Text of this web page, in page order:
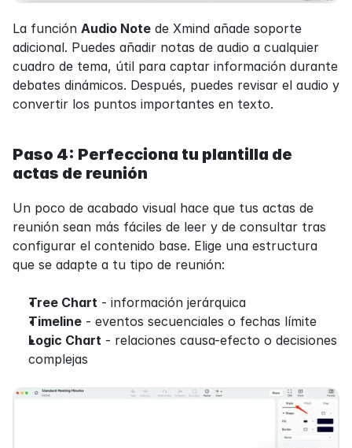
La función Audio Note de Xmind añade soporte
adicional. Puedes añadir notas de audio a cualquier
cuadro de tema, útil para captar información durante
debates dinámicos. Después, puedes revisar el audio y
convertir los puntos importantes en texto.
Paso 4: Perfecciona tu plantilla de
actas de reunión
Un poco de acabado visual hace que tus actas de
reunión sean más fáciles de leer y de consultar tras
configurar el contenido base. Elige una estructura
que se adapte a tu tipo de reunión:
Tree Chart - información jerárquica
Timeline - eventos secuenciales o fechas límite
Logic Chart - relaciones causa-efecto o decisiones
complejas